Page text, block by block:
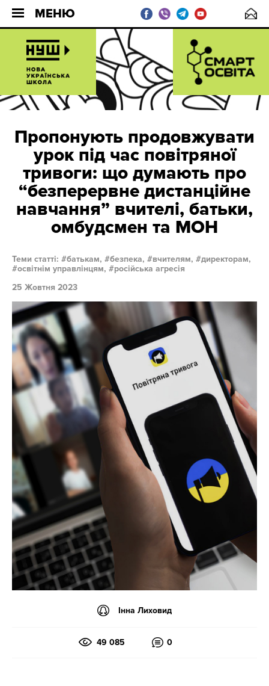
МЕНЮ
Пропонують продовжувати
урок під час повітряної
тривоги: що думають про
“безперервне дистанційне
навчання” вчителі, батьки,
омбудсмен та МОН
Теми статті: батькам, безпека, вчителям,
директорам,
освітнім управлінцям,
російська агресія
25 Жовтня 2023
Інна Лиховид
49 085 0